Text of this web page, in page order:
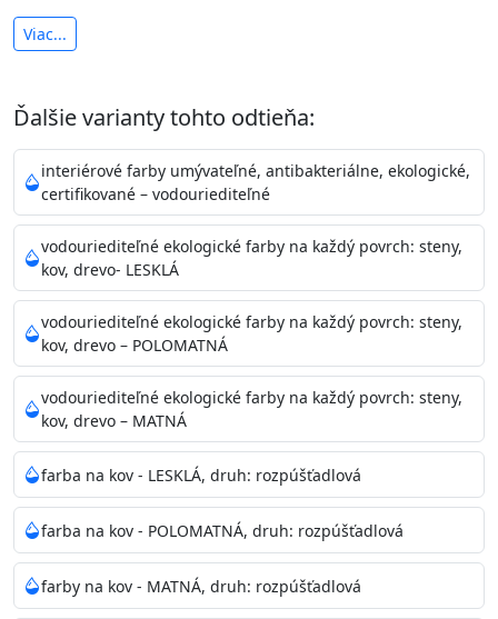
antibakteriálna a umývateľná
Je interiérová protiplesňová farba s iónmi
Vďaka svojmu špeciálnemu zloženiu
znižuje (o 99,9%) množstvo baktérií na povrchu náteru.
Preto jevhodná na nátery priestor s
vysokými nárokmi na hygienickú čistotu ako sú
nemocnice, pôrodnice, operačné
sály, potravinárske priestory, detské izby, školy,
škôlky, telocvične, a samozrejme je
vhodná aj do bežných priestorov. Je plne umývateľná
(trieda 2 podľa EN 13300) pri
zachovaní priedušnosti vodných pár z natretých
povrchov. Má vynikajúcu kryciu schopnosť,
vysokú výdatnosť a výborný rozliv. Je možné ju tónovať v
bohatej škále odtieňov.
Odtieň: Biela + je možné tónovať podľa RAL, NCS,
Pantone
Viac...
Ďalšie varianty tohto odtieňa:
interiérové farby umývateľné, antibakteriálne, ekologické,
certifikované – vodouriediteľné
vodouriediteľné ekologické farby na každý povrch: steny,
kov, drevo- LESKLÁ
vodouriediteľné ekologické farby na každý povrch: steny,
kov, drevo – POLOMATNÁ
vodouriediteľné ekologické farby na každý povrch: steny,
kov, drevo – MATNÁ
farba na kov - LESKLÁ, druh: rozpúšťadlová
farba na kov - POLOMATNÁ, druh: rozpúšťadlová
farby na kov - MATNÁ, druh: rozpúšťadlová